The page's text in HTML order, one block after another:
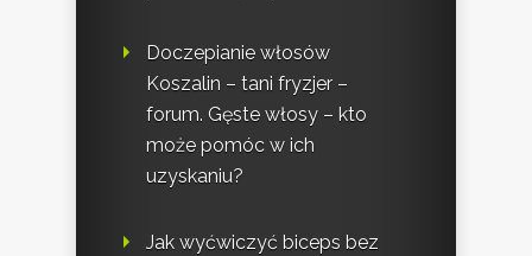
Doczepianie włosów
Koszalin – tani fryzjer –
forum. Gęste włosy – kto
może pomóc w ich
uzyskaniu?
Jak wyćwiczyć biceps bez